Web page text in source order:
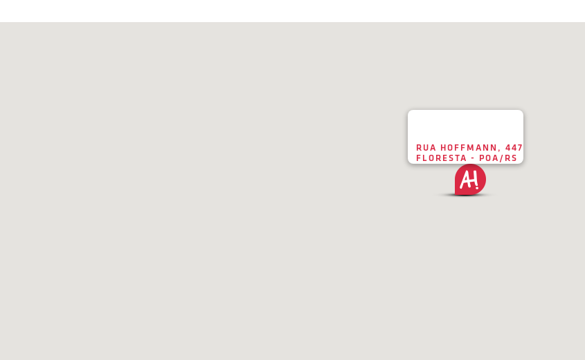
RUA HOFFMANN, 447
FLORESTA - POA/RS